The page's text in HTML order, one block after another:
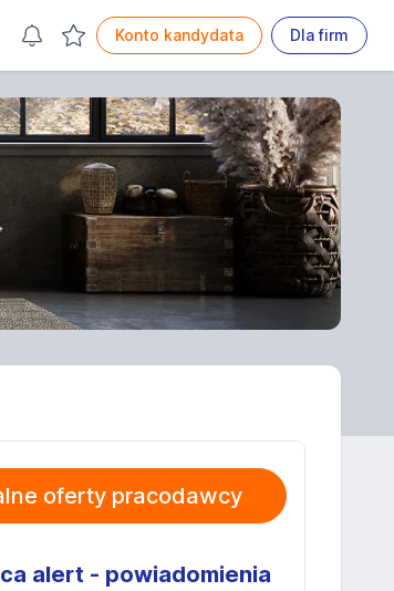
Konto kandydata Dla firm
oferty pracodawcy
alert - powiadomienia